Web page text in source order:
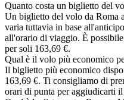
Quanto costa un biglietto del
Un biglietto del volo da Roma
varia tuttavia in base
all'orario di viaggio. È
per soli 163,69 €.
Qual è il volo più economico
Il biglietto più economico
163,69 €. Ti consigliamo di
orari di punta per aggiudicarti